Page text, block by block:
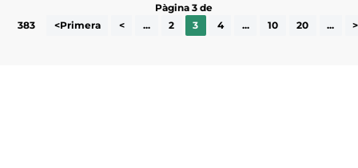
Pàgina 3 de
383
<Primera < ... 2 3 4 ... 10 20 ... >